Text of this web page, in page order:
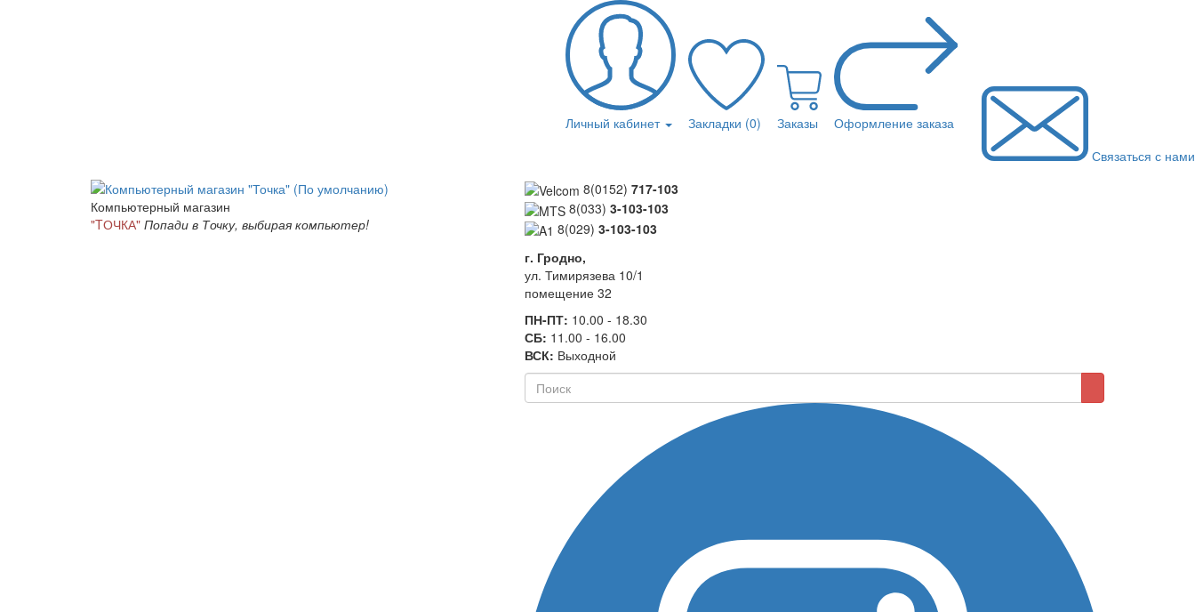
Личный кабинет Закладки (0) Заказы
Оформление заказа
Связаться с нами
Компьютерный магазин
"TОЧКА" Попади в Точку, выбирая компьютер!
8(0152) 717-103
8(033) 3-103-103
8(029) 3-103-103
г. Гродно,
ул. Тимирязева 10/1
помещение 32
ПН-ПТ: 10.00 - 18.30
СБ: 11.00 - 16.00
ВСК: Выходной